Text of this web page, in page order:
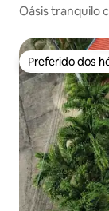
Oásis tranquilo
Preferido dos
Preferido dos